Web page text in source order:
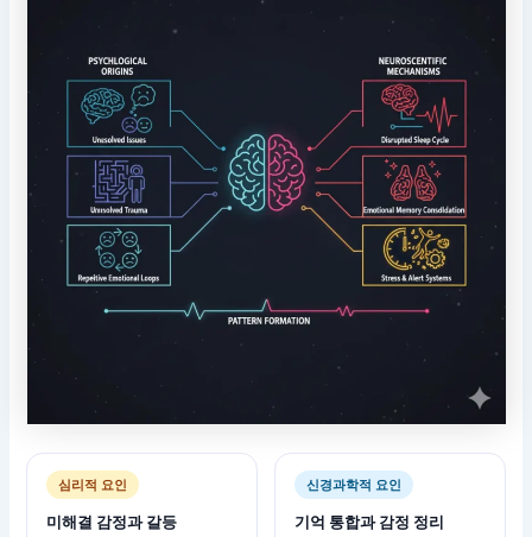
심리적 요인
미해결 감정과 갈등
신경과학적 요인
기억 통합과 감정 정리